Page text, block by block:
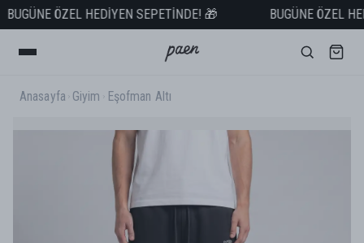
ÖZEL HEDİYEN SEPETİNDE! 🎁
BUGÜNE ÖZEL
SEPETTE NET %50 İNDİRİM! 🚨
Anasayfa Giyim Eşofman Altı